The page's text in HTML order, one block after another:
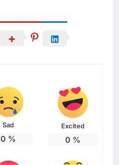
Sad
0 %
Excited
0 %